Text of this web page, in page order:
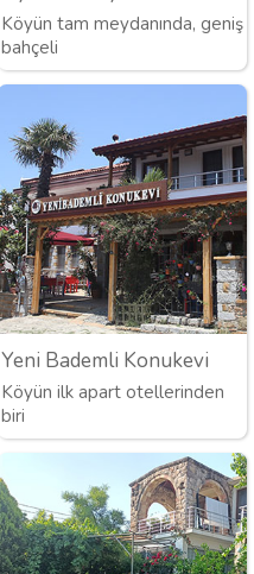
Köyün tam meydanında, geniş
bahçeli
Yeni Bademli Konukevi
Köyün ilk apart otellerinden
biri